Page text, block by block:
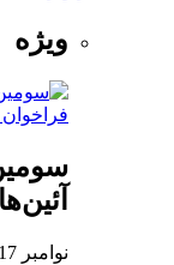
ویژه
نوامبر 17, 2025